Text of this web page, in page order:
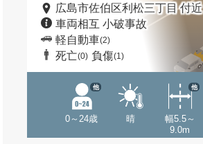
広島市佐伯区利松三丁目 付近
車両相互 小破事故
軽自動車(2)
死亡(0) 負傷(1)
0～24歳
他
晴
幅5.5～
9.0m
他